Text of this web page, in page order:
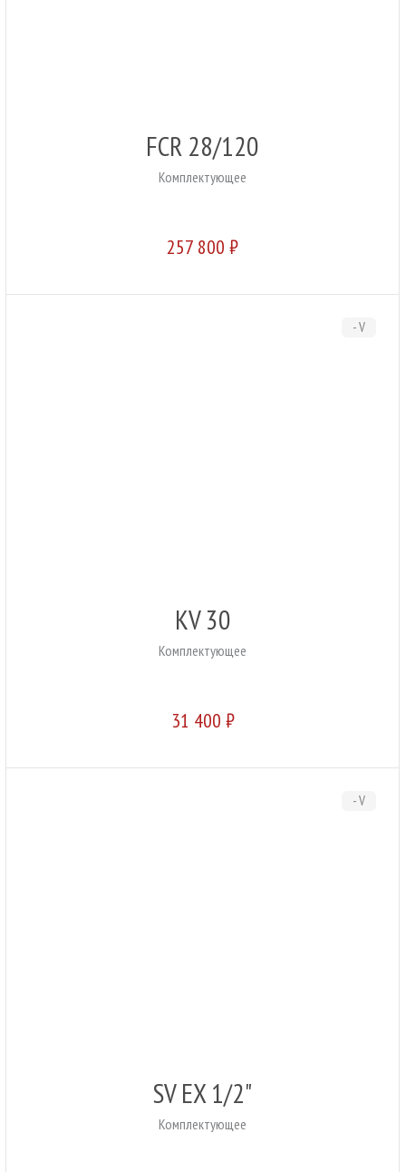
FCR 28/120
Комплектующее
257 800 ₽
- V
KV 30
Комплектующее
31 400 ₽
- V
SV EX 1/2"
Комплектующее